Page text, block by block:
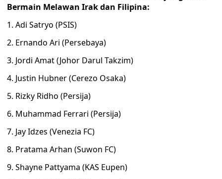
Bermain Melawan Irak dan Filipina:
1. Adi Satryo (PSIS)
2. Ernando Ari (Persebaya)
3. Jordi Amat (Johor Darul Takzim)
4. Justin Hubner (Cerezo Osaka)
5. Rizky Ridho (Persija)
6. Muhammad Ferrari (Persija)
7. Jay Idzes (Venezia FC)
8. Pratama Arhan (Suwon FC)
9. Shayne Pattyama (KAS Eupen)